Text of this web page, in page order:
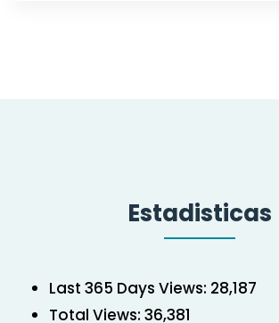
Estadisticas
Last 365 Days Views: 28,187
Total Views: 36,381